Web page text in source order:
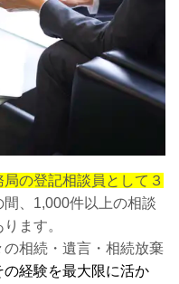
局の登記相談員として３
間、1,000件以上の相談
ます。
相続・遺言・相続放棄
の経験を最大限に活か